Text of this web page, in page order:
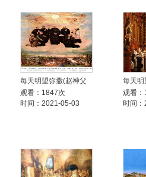
每天明望弥撒(赵神父
观看：1847次
时间：2021-05-03
每天明
观看
时间